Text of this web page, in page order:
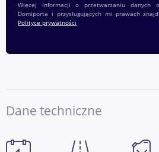
Więcej informacji o przetwarzaniu danych
Domiporta i przysługujących mi prawach
Polityce prywatności
Dane techniczne